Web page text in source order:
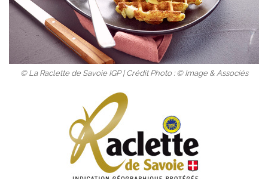
© La Raclette de Savoie IGP | Crédit Photo : © Image & Associés